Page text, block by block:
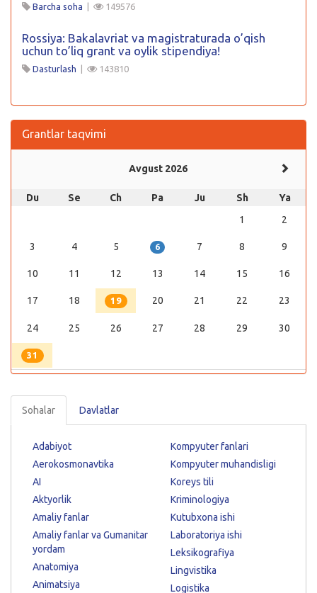
Barcha soha | 149576
Rossiya: Bakalavriat va magistraturada o’qish
uchun to’liq grant va oylik stipendiya!
Dasturlash | 143810
Grantlar taqvimi
Avgust 2026
Du Se Ch Pa Ju Sh
Ya
1
2
3 4 5 6 7 8 9
10 11 12 13 14 15 16
17 18 19 20 21 22 23
24 25 26 27 28 29 30
31
Sohalar Davlatlar
Adabiyot
Aerokosmonavtika
AI
Aktyorlik
Amaliy fanlar
Amaliy fanlar va Gumanitar
yordam
Anatomiya
Animatsiya
Kompyuter fanlari
Kompyuter muhandisligi
Koreys tili
Kriminologiya
Kutubxona ishi
Laboratoriya ishi
Leksikografiya
Lingvistika
Logistika